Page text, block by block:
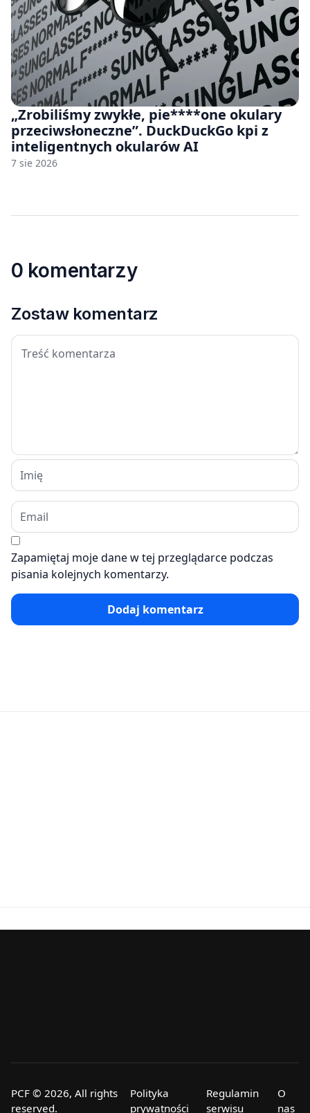
„Zrobiliśmy zwykłe, pie****one okulary
przeciwsłoneczne”. DuckDuckGo kpi z
inteligentnych okularów AI
7 sie 2026
0 komentarzy
Zostaw komentarz
Zapamiętaj moje dane w tej przeglądarce podczas
pisania kolejnych komentarzy.
Dodaj komentarz
PCF © 2026, All rights
reserved.
Polityka
prywatności
Regulamin
serwisu
O
nas